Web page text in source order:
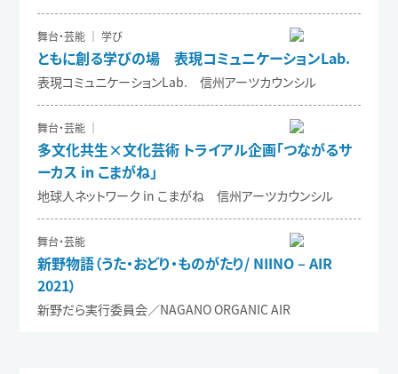
舞台・芸能 ｜ 学び
ともに創る学びの場 表現コミュニケーションLab.
表現コミュニケーションLab. 信州アーツカウンシル
舞台・芸能 ｜
多文化共生×文化芸術 トライアル企画「つながるサ
ーカス in こまがね」
地球人ネットワーク in こまがね 信州アーツカウンシル
舞台・芸能
新野物語（うた・おどり・ものがたり/ NIINO – AIR
2021）
新野だら実行委員会／NAGANO ORGANIC AIR